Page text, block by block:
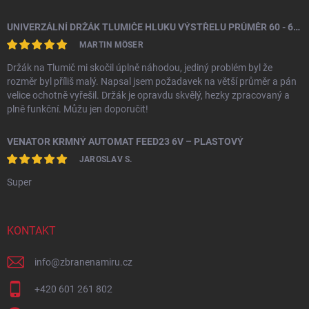
UNIVERZÁLNÍ DRŽÁK TLUMIČE HLUKU VÝSTŘELU PRŮMĚR 60 - 64,5 MM
MARTIN MÖSER
Držák na Tlumič mi skočil úplně náhodou, jediný problém byl že
rozměr byl příliš malý. Napsal jsem požadavek na větší průměr a pán
velice ochotně vyřešil. Držák je opravdu skvělý, hezky zpracovaný a
plně funkční. Můžu jen doporučit!
VENATOR KRMNÝ AUTOMAT FEED23 6V – PLASTOVÝ
JAROSLAV S.
Super
KONTAKT
info@zbranenamiru.cz
+420 601 261 802